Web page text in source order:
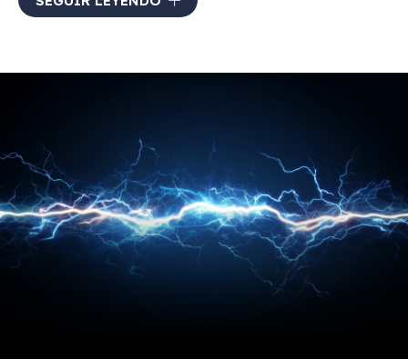
iluminaciónadaptados a cada espazo, combinando